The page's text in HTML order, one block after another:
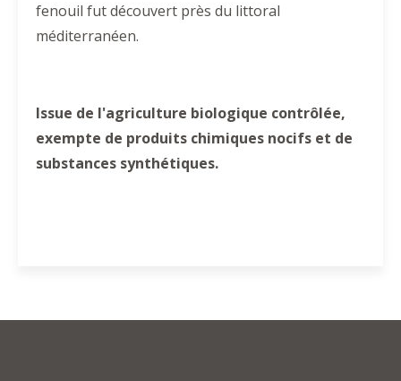
fenouil fut découvert près du littoral
méditerranéen.
Issue de l'agriculture biologique contrôlée,
exempte de produits chimiques nocifs et de
substances synthétiques.